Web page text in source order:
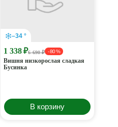
–34 °
1 338 ₽6 690 ₽ - 80 %
Вишня низкорослая сладкая
Бусинка
В корзину